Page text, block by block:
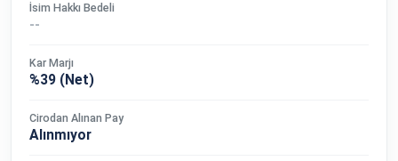
İsim Hakkı Bedeli
--
Kar Marjı
%39 (Net)
Cirodan Alınan Pay
Alınmıyor